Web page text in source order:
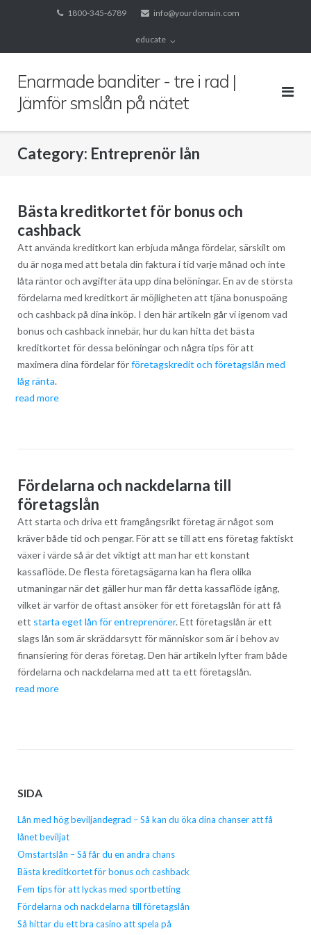
1800-345-6789 info@yourdomain.com
educate
Enarmade banditer - tre i rad |
Jämför smslån på nätet
Category: Entreprenör lån
Bästa kreditkortet för bonus och
cashback
Att använda kreditkort kan erbjuda många fördelar, särskilt om
du är noga med att betala din faktura i tid varje månad och inte
låta räntor och avgifter äta upp dina belöningar. En av de största
fördelarna med kreditkort är möjligheten att tjäna bonuspoäng
och cashback på dina inköp. I den här artikeln går vi igenom vad
bonus och cashback innebär, hur du kan hitta det bästa
kreditkortet för dessa belöningar och några tips för att
maximera dina fördelar förföretagskredit och företagslån med
låg ränta.
read more
Fördelarna och nackdelarna till
företagslån
Att starta och driva ett framgångsrikt företag är något som
kräver både tid och pengar. För att se till att ens företag faktiskt
växer i värde så är det viktigt att man har ett konstant
kassaflöde. De flesta företagsägarna kan ha flera olika
utmaningar när det gäller hur man får detta kassaflöde igång,
vilket är varför de oftast ansöker för ett företagslån för att få
ett starta eget lån för entreprenörer. Ett företagslån är ett
slags lån som är skräddarsytt för människor som är i behov av
finansiering för deras företag. Den här artikeln lyfter fram både
fördelarna och nackdelarna med att ta ett företagslån.
read more
SIDA
Lån med hög beviljandegrad – Så kan du öka dina chanser att få
lånet beviljat
Omstartslån – Så får du en andra chans
Bästa kreditkortet för bonus och cashback
Fem tips för att lyckas med sportbetting
Fördelarna och nackdelarna till företagslån
Så hittar du ett bra casino att spela på